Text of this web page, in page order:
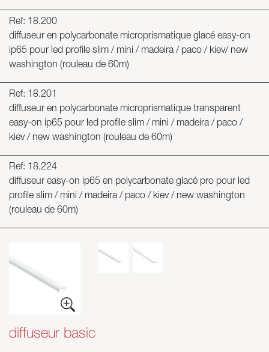
Ref: 18.200
diffuseur en polycarbonate microprismatique glacé easy-on
ip65 pour led profile slim / mini / madeira / paco / kiev/ new
washington (rouleau de 60m)
Ref: 18.201
diffuseur en polycarbonate microprismatique transparent
easy-on ip65 pour led profile slim / mini / madeira / paco /
kiev / new washington (rouleau de 60m)
Ref: 18.224
diffuseur easy-on ip65 en polycarbonate glacé pro pour led
profile slim / mini / madeira / paco / kiev / new washington
(rouleau de 60m)
diffuseur basic